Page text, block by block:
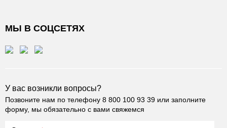
МЫ В СОЦСЕТЯХ
У вас возникли вопросы?
Позвоните нам по телефону 8 800 100 93 39 или заполните
форму, мы обязательно с вами свяжемся